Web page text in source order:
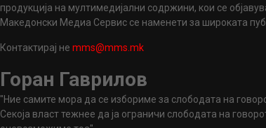
продукција на мултимедијални содржини, кои се
Македонски Медиа Сервис се наменети за широката
Контактирај неmms@mms.mk
Горан Гаврилов
"Ние самите мора да се избориме за слободата на
Секоја власт тежнее да ја ограничи слободата на